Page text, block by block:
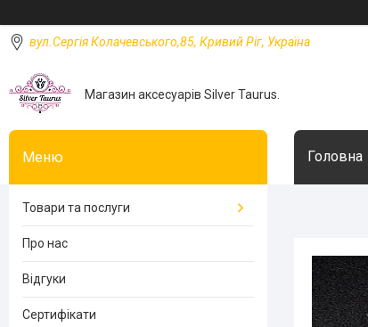
вул.Сергія Колачевського,85, Кривий Ріг, Україна
Магазин аксесуарів Silver Taurus.
Головна
Товари та послуги
Про нас
Відгуки
Сертифікати